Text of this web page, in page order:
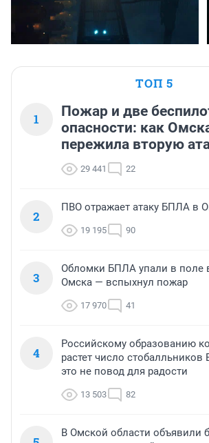
ТОП 5
1
Пожар и две
опасности: как
пережила вторую
29 441 22
2
ПВО отражает атаку БПЛА в
19 195 90
3
Обломки БПЛА упали в поле
Омска — вспыхнул пожар
17 970 41
4
Российскому образованию
растет число
это не повод для радости
13 503 82
В Омской области объявили